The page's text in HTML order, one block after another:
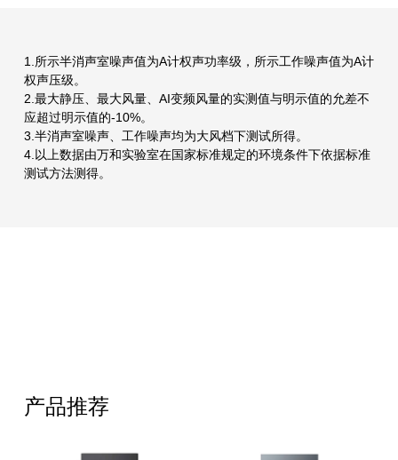
1.所示半消声室噪声值为A计权声功率级，所示工作噪声值为A计
权声压级。
2.最大静压、最大风量、AI变频风量的实测值与明示值的允差不
应超过明示值的-10%。
3.半消声室噪声、工作噪声均为大风档下测试所得。
4.以上数据由万和实验室在国家标准规定的环境条件下依据标准
测试方法测得。
产品推荐